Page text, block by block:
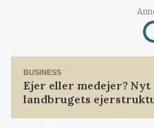
BUSINESS
Ejer eller medejer?
landbrugets